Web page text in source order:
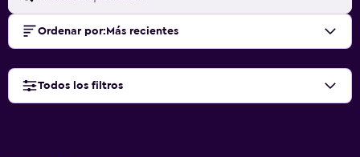
Ordenar por: Más recientes
Todos los filtros